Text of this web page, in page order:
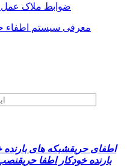
ضوابط ملاک عمل
معرفی سیستم اطفاء
اطفای حریقشبکه های بارنده
بارنده خودكار اطفا حريقنصب